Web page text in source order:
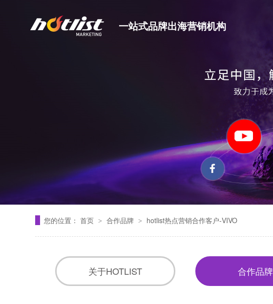
一站式品牌出海营销机构
您的位置： 首页 > 合作品牌 > hotlist热点营销合作客户-VIVO
关于HOTLIST 合作品牌